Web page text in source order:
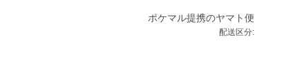
ポケマル提携のヤマト便
配送区分: